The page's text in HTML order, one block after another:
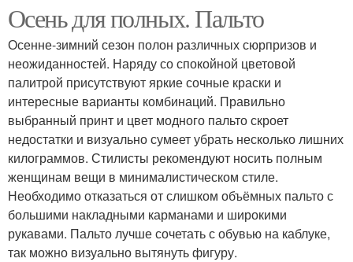
Мода для полных зима
Образа для полных
девушек
Одежда для полных
девушек
Образа для полных
женщин
Платья для полных
женщин
Осень для полных. Пальто
Осенне-зимний сезон полон различных сюрпризов и
неожиданностей. Наряду со спокойной цветовой
палитрой присутствуют яркие сочные краски и
интересные варианты комбинаций. Правильно
выбранный принт и цвет модного пальто скроет
недостатки и визуально сумеет убрать несколько лишних
килограммов. Стилисты рекомендуют носить полным
женщинам вещи в минималистическом стиле.
Необходимо отказаться от слишком объёмных пальто с
большими накладными карманами и широкими
рукавами. Пальто лучше сочетать с обувью на каблуке,
так можно визуально вытянуть фигуру.